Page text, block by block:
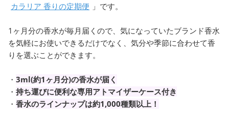
カラリア 香りの定期便 」です。
1ヶ月分の香水が毎月届くので、気になっていたブランド香水
を気軽にお使いできるだけでなく、気分や季節に合わせて香
りを選ぶことができます。
・ 3ml(約1ヶ月分)の香水が届く
・ 持ち運びに便利な専用アトマイザーケース付き
・ 香水のラインナップは約1,000種類以上！